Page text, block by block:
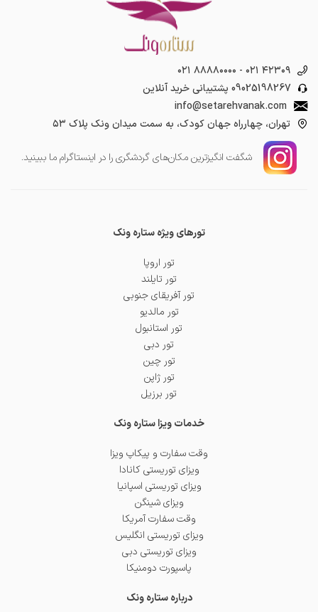
۰۲۱ ۸۸۸۸۰۰۰۰ - ۰۲۱ ۴۲۳۰۹
09025198267 پشتیبانی خرید آنلاین
info@setarehvanak.com
تهران، چهارراه جهان کودک، به سمت میدان ونک پلاک ۵۳
شگفت انگیز‌ترین مکان‌های گردشگری را در اینستاگرام ما ببینید.
تورهای ویژه ستاره ونک
تور اروپا
تور تایلند
تور آفریقای جنوبی
تور مالدیو
تور استانبول
تور دبی
تور چین
تور ژاپن
تور برزیل
خدمات ویزا ستاره ونک
وقت سفارت و پیکاپ ویزا
ویزای توریستی کانادا
ویزای توریستی اسپانیا
ویزای شینگن
وقت سفارت آمریکا
ویزای توریستی انگلیس
ویزای توریستی دبی
پاسپورت دومنیکا
درباره ستاره ونک